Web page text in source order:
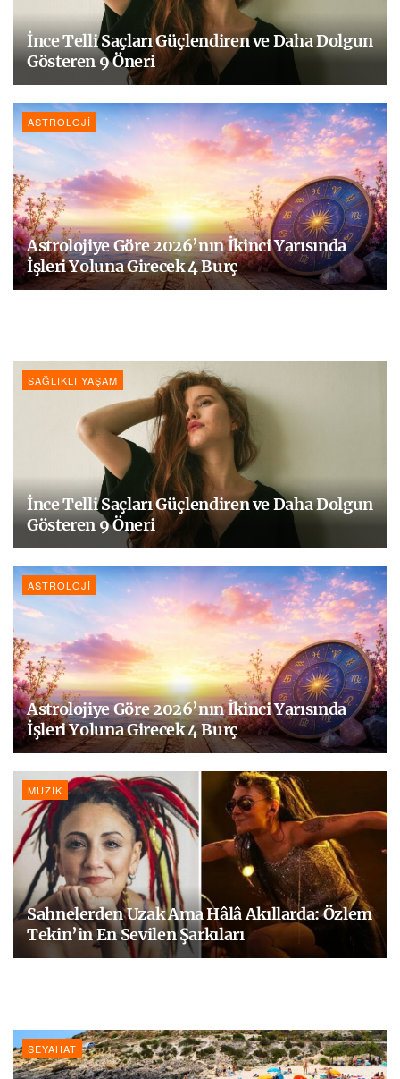
İnce Telli Saçları Güçlendiren ve Daha Dolgun
Gösteren 9 Öneri
ASTROLOJI
Astrolojiye Göre 2026’nın İkinci Yarısında
İşleri Yoluna Girecek 4 Burç
SAĞLIKLI YAŞAM
İnce Telli Saçları Güçlendiren ve Daha Dolgun
Gösteren 9 Öneri
ASTROLOJI
Astrolojiye Göre 2026’nın İkinci Yarısında
İşleri Yoluna Girecek 4 Burç
MÜZIK
Sahnelerden Uzak Ama Hâlâ Akıllarda: Özlem
Tekin’in En Sevilen Şarkıları
SEYAHAT